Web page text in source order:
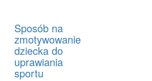
Sposób na
zmotywowanie
dziecka do
uprawiania
sportu